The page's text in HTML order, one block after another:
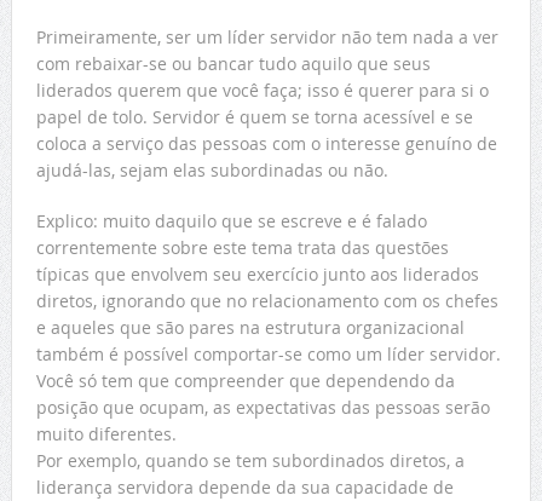
Primeiramente, ser um líder servidor não tem nada a ver
com rebaixar-se ou bancar tudo aquilo que seus
liderados querem que você faça; isso é querer para si o
papel de tolo. Servidor é quem se torna acessível e se
coloca a serviço das pessoas com o interesse genuíno de
ajudá-las, sejam elas subordinadas ou não.
Explico: muito daquilo que se escreve e é falado
correntemente sobre este tema trata das questões
típicas que envolvem seu exercício junto aos liderados
diretos, ignorando que no relacionamento com os chefes
e aqueles que são pares na estrutura organizacional
também é possível comportar-se como um líder servidor.
Você só tem que compreender que dependendo da
posição que ocupam, as expectativas das pessoas serão
muito diferentes.
Por exemplo, quando se tem subordinados diretos, a
liderança servidora depende da sua capacidade de